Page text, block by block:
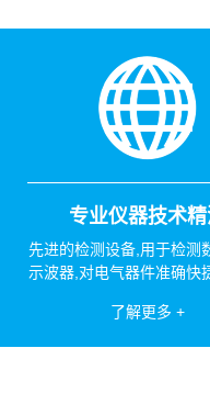
专业仪器技术
先进的检测设备,用于检测
示波器,对电气器件准确快
了解更多 +